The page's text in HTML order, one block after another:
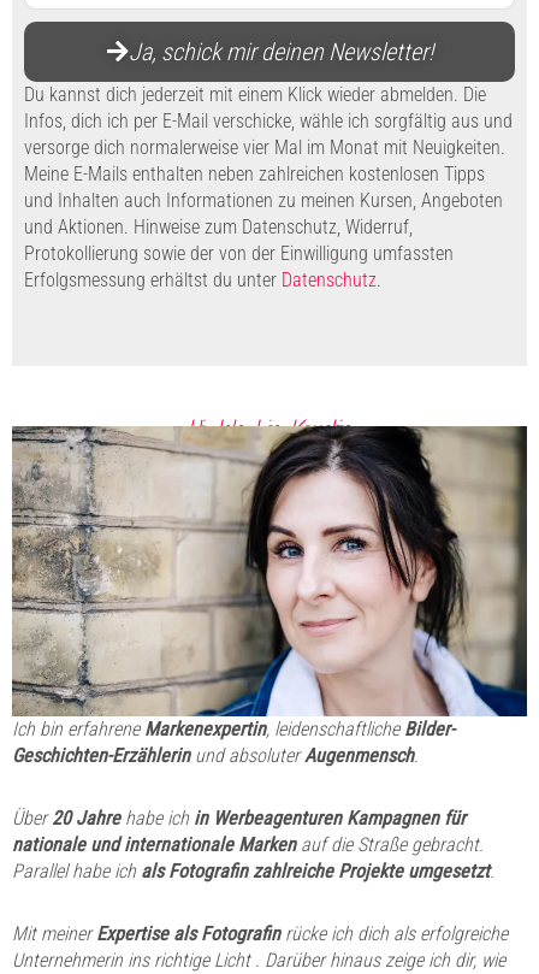
Ja, schick mir deinen Newsletter!
Du kannst dich jederzeit mit einem Klick wieder abmelden. Die
Infos, dich ich per E-Mail verschicke, wähle ich sorgfältig aus und
versorge dich normalerweise vier Mal im Monat mit Neuigkeiten.
Meine E-Mails enthalten neben zahlreichen kostenlosen Tipps
und Inhalten auch Informationen zu meinen Kursen, Angeboten
und Aktionen. Hinweise zum Datenschutz, Widerruf,
Protokollierung sowie der von der Einwilligung umfassten
Erfolgsmessung erhältst du unter Datenschutz.
Hi. Ich bin Kerstin.
Ich bin erfahrene Markenexpertin, leidenschaftliche Bilder-
Geschichten-Erzählerinund absoluterAugenmensch.
Über20 Jahrehabe ich in Werbeagenturen Kampagnen für
nationale und internationale Markenauf die Straße gebracht.
Parallel habe ich als Fotografin zahlreiche Projekte umgesetzt.
Mit meinerExpertise als Fotografinrücke ich dich als erfolgreiche
Unternehmerin ins richtige Licht . Darüber hinaus zeige ich dir, wie